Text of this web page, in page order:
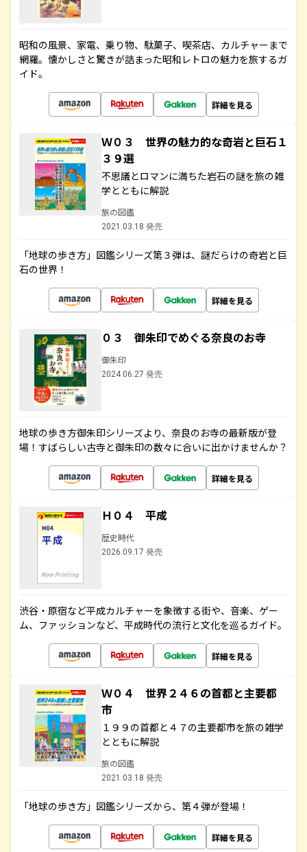
昭和の風景、家電、乗り物、駄菓子、喫茶店、カルチャーまで
網羅。懐かしさと驚きが詰まった昭和レトロの魅力を旅するガ
イド。
詳細を見る
Ｗ０３ 世界の魅力的な奇岩と巨石１
３９選
不思議とロマンに満ちた岩石の謎を旅の雑
学とともに解説
旅の図鑑
2021.03.18 発売
「地球の歩き方」図鑑シリーズ第３弾は、謎だらけの奇岩と巨
石の世界！
詳細を見る
０３ 御朱印でめぐる奈良のお寺
御朱印
2024.06.27 発売
地球の歩き方御朱印シリーズより、奈良のお寺の最新版が登
場！すばらしい古寺と御朱印の数々に合いに出かけませんか？
詳細を見る
Ｈ０４ 平成
歴史時代
2026.09.17 発売
渋谷・原宿など平成カルチャーを象徴する街や、音楽、ゲー
ム、ファッションなど、平成時代の流行と文化を巡るガイド。
詳細を見る
Ｗ０４ 世界２４６の首都と主要都
市
１９９の首都と４７の主要都市を旅の雑学
とともに解説
旅の図鑑
2021.03.18 発売
「地球の歩き方」図鑑シリーズから、第４弾が登場！
詳細を見る